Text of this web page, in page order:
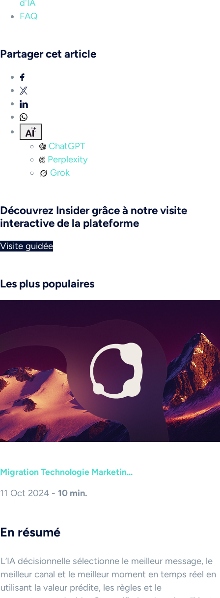
d'IA
FAQ
Partager cet article
ChatGPT
Perplexity
Grok
Découvrez Insider grâce à notre visite
interactive de la plateforme
Visite guidée
Les plus populaires
Migration Technologie Marketin...
11 Oct 2024 - 10 min.
En résumé
L’IA décisionnelle sélectionne le meilleur message, le
meilleur canal et le meilleur moment en temps réel en
utilisant la valeur prédite, les règles et le